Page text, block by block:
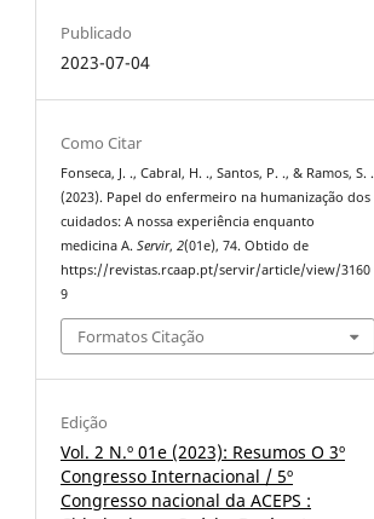
Publicado
2023-07-04
Como Citar
Fonseca, J. ., Cabral, H. ., Santos, P. ., & Ramos, S. .
(2023). Papel do enfermeiro na humanização dos
cuidados: A nossa experiência enquanto
medicina A.Servir,2(01e), 74. Obtido de
https://revistas.rcaap.pt/servir/article/view/3160
9
Formatos Citação
Edição
Vol. 2 N.º 01e (2023): Resumos O 3º
Congresso Internacional / 5º
Congresso nacional da ACEPS :